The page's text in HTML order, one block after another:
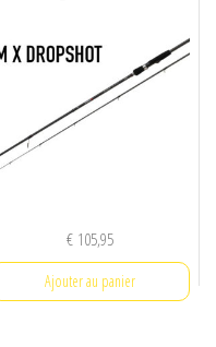
€ 105,95
Ajouter au panier